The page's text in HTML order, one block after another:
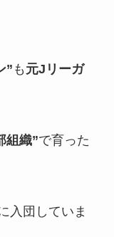
”も 元Jリーガ
組織”で育った
入団していま